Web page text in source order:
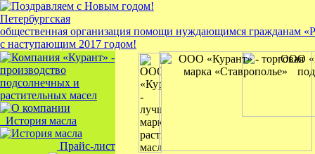
Петербургская
общественная организация помощи нуждающимся гражданам
с наступающим 2017 годом!
История масла
Прайс-лист